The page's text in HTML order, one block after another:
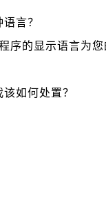
言？
序的显示语言为您
如何处置？